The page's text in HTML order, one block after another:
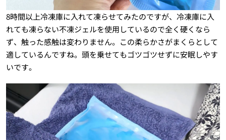
8時間以上冷凍庫に入れて凍らせてみたのですが、冷凍庫に入
れても凍らない不凍ジェルを使用しているので全く硬くなら
ず、触った感触は変わりません。この柔らかさがまくらとして
適しているんですね。頭を乗せてもゴツゴツせずに安眠しやす
いです。